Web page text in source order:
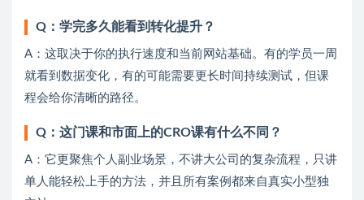
Q：学完多久能看到转化提升？
A：这取决于你的执行速度和当前网站基础。有的学员一周
就看到数据变化，有的可能需要更长时间持续测试，但课
程会给你清晰的路径。
Q：这门课和市面上的CRO课有什么不同？
A：它更聚焦个人副业场景，不讲大公司的复杂流程，只讲
单人能轻松上手的方法，并且所有案例都来自真实小型独